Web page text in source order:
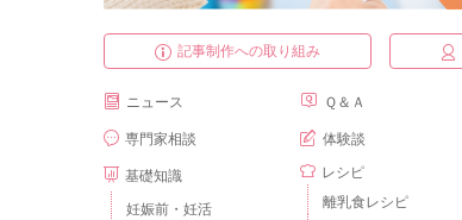
記事制作への取り組み
ニュース
専門家相談
基礎知識
妊娠前・妊活
Ｑ＆Ａ
体験談
レシピ
離乳食レシピ